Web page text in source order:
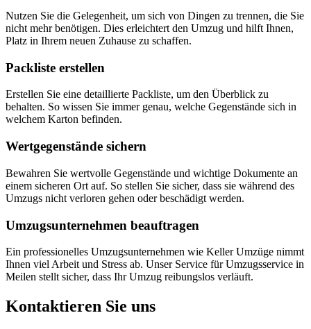
Nutzen Sie die Gelegenheit, um sich von Dingen zu trennen, die Sie
nicht mehr benötigen. Dies erleichtert den Umzug und hilft Ihnen,
Platz in Ihrem neuen Zuhause zu schaffen.
Packliste erstellen
Erstellen Sie eine detaillierte Packliste, um den Überblick zu
behalten. So wissen Sie immer genau, welche Gegenstände sich in
welchem Karton befinden.
Wertgegenstände sichern
Bewahren Sie wertvolle Gegenstände und wichtige Dokumente an
einem sicheren Ort auf. So stellen Sie sicher, dass sie während des
Umzugs nicht verloren gehen oder beschädigt werden.
Umzugsunternehmen beauftragen
Ein professionelles Umzugsunternehmen wie Keller Umzüge nimmt
Ihnen viel Arbeit und Stress ab. Unser Service für Umzugsservice in
Meilen stellt sicher, dass Ihr Umzug reibungslos verläuft.
Kontaktieren Sie uns